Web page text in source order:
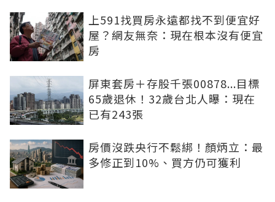
上591找買房永遠都找不到便宜好
屋？網友無奈：現在根本沒有便宜
房
屏東套房＋存股千張00878...目標
65歲退休！32歲台北人曝：現在
已有243張
房價沒跌央行不鬆綁！顏炳立：最
多修正到10%、買方仍可獲利